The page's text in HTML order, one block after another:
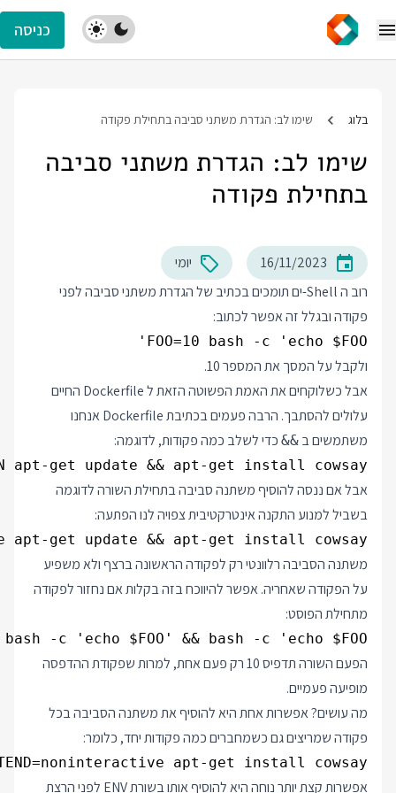
כניסה
בלוג שימו לב: הגדרת משתני סביבה בתחילת פקודה
שימו לב: הגדרת משתני סביבה
בתחילת פקודה
16/11/2023
יומי
רוב ה Shell-ים תומכים בכתיב של הגדרת משתני סביבה לפני
פקודה ובגלל זה אפשר לכתוב:
FOO=10 bash -c 'echo $FOO'
ולקבל על המסך את המספר 10.
אבל כשלוקחים את האמת הפשוטה הזאת ל Dockerfile החיים
עלולים להסתבך. הרבה פעמים בכתיבת Dockerfile אנחנו
משתמשים ב && כדי לשלב כמה פקודות, לדוגמה:
apt-get update && apt-get install cowsay
אבל אם ננסה להוסיף משתנה סביבה בתחילת השורה לדוגמה
בשביל למנוע התקנה אינטרקטיבית צפויה לנו הפתעה:
apt-get update && apt-get install cowsay
משתנה הסביבה רלוונטי רק לפקודה הראשונה ברצף ולא משפיע
על הפקודה שאחריה. אפשר להיווכח בזה בקלות אם נחזור לפקודה
מתחילת הפוסט:
bash -c 'echo $FOO' && bash -c 'echo $FOO'
הפעם השורה תדפיס 10 רק פעם אחת, למרות שפקודת ההדפסה
מופיעה פעמיים.
מה עושים? אפשרות אחת היא להוסיף את משתנה הסביבה בכל
פקודה שמריצים גם כשמחברים כמה פקודות יחד, כלומר:
apt-get install cowsay
אפשרות קצת יותר נוחה היא להוסיף אותו בשורת ENV לפני הרצת